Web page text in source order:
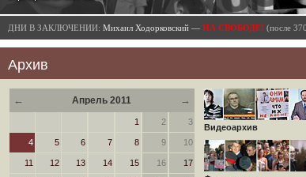
ДНИ В ЗАКЛЮЧЕНИИ: Михаил Ходорковский — НА СВОБОДЕ! (после
Архив
← Апрель 2011 →
1 2 3
4 5 6 7 8 9 10
11 12 13 14 15 16 17
Видеоархив